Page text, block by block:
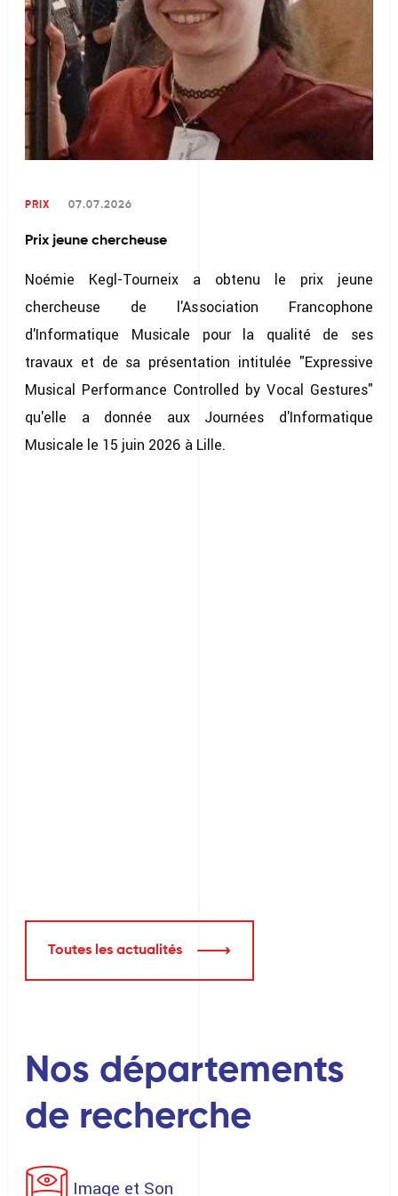
PRIX 07.07.2026
Prix jeune chercheuse
Noémie Kegl-Tourneix a obtenu le prix jeune
chercheuse de l'Association Francophone
d'Informatique Musicale pour la qualité de ses
travaux et de sa présentation intitulée "Expressive
Musical Performance Controlled by Vocal Gestures"
qu'elle a donnée aux Journées d'Informatique
Musicale le 15 juin 2026 à Lille.
Toutes les actualités
Nos départements
de recherche
Image et Son